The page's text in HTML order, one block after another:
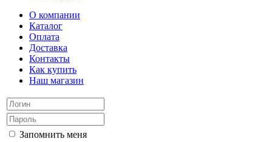
О компании
Каталог
Оплата
Доставка
Контакты
Как купить
Наш магазин
Запомнить меня